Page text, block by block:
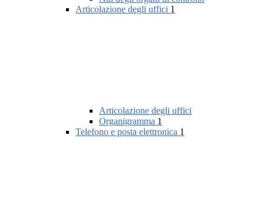
Articolazione degli uffici 1
Articolazione degli uffici
Organigramma 1
Telefono e posta elettronica 1